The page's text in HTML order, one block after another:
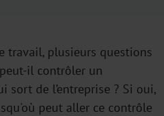
travail, plusieurs questions
il contrôler un
de l’entreprise ? Si oui,
peut aller ce contrôle